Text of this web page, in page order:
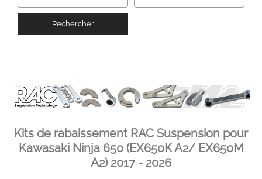
Rechercher
Kits de rabaissement RAC Suspension pour
Kawasaki Ninja 650 (EX650K A2/ EX650M
A2) 2017 - 2026